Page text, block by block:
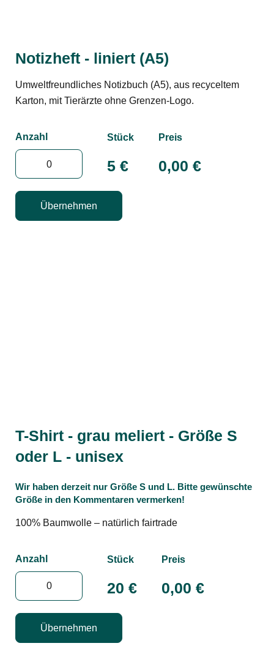
Notizheft - liniert (A5)
Umweltfreundliches Notizbuch (A5), aus recyceltem
Karton, mit Tierärzte ohne Grenzen-Logo.
Anzahl Stück
5 €
Preis
0,00 €
Übernehmen
T-Shirt - grau meliert - Größe S
oder L - unisex
Wir haben derzeit nur Größe S und L. Bitte gewünschte
Größe in den Kommentaren vermerken!
100% Baumwolle – natürlich fairtrade
Anzahl Stück
20 €
Preis
0,00 €
Übernehmen